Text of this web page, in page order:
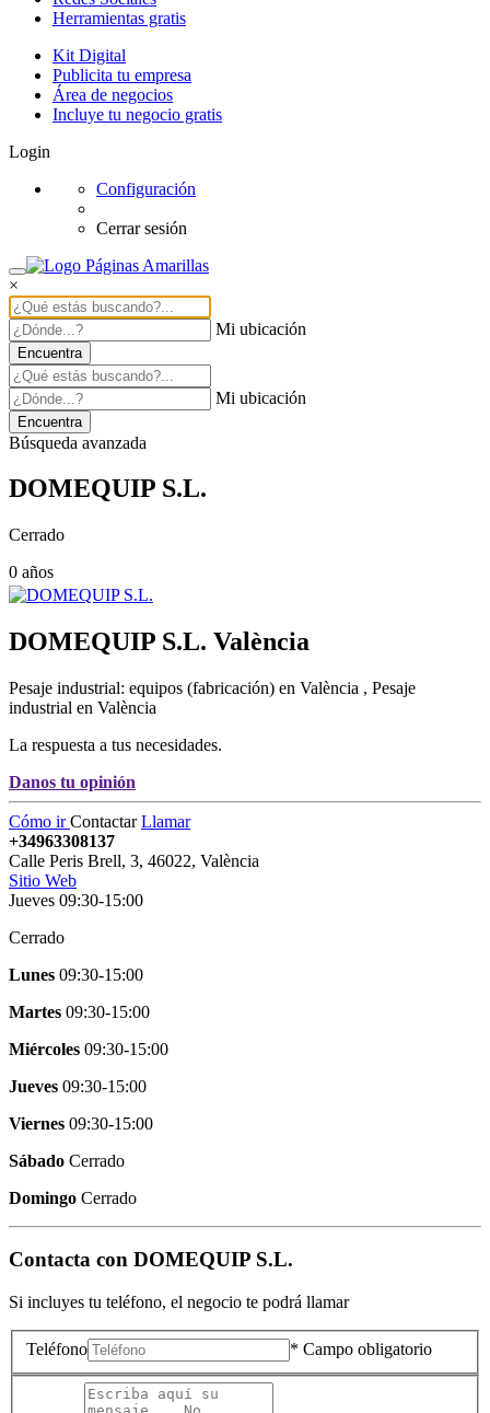
Herramientas gratis
Kit Digital
Publicita tu empresa
Área de negocios
Incluye tu negocio gratis
Login
Configuración
Cerrar sesión
×
Mi ubicación
Encuentra
Mi ubicación
Encuentra
Búsqueda avanzada
DOMEQUIP S.L.
Cerrado
0 años
DOMEQUIP S.L. València
Pesaje industrial: equipos (fabricación) en València , Pesaje
industrial en València
La respuesta a tus necesidades.
Danos tu opinión
Cómo irContactarLlamar
+34963308137
Calle Peris Brell, 3, 46022, València
Sitio Web
Jueves 09:30-15:00
Cerrado
Lunes 09:30-15:00
Martes 09:30-15:00
Miércoles 09:30-15:00
Jueves 09:30-15:00
Viernes 09:30-15:00
Sábado Cerrado
Domingo Cerrado
Contacta con DOMEQUIP S.L.
Si incluyes tu teléfono, el negocio te podrá llamar
Teléfono * Campo obligatorio